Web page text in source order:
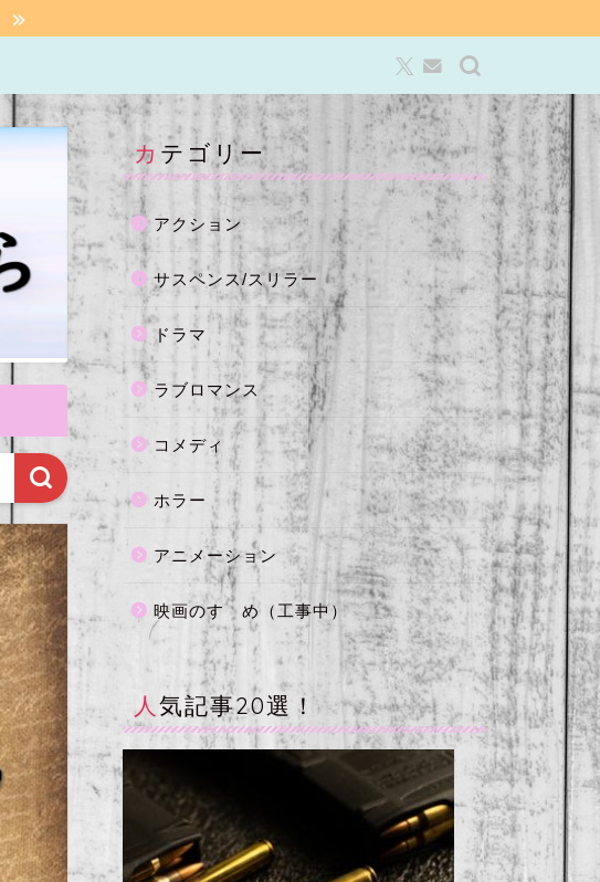
カテゴリー
アクション
サスペンス/スリラー
ドラマ
ラブロマンス
コメディ
ホラー
アニメーション
映画のすゝめ（工事中）
人気記事20選！